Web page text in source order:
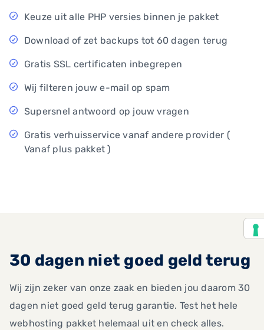
Keuze uit alle PHP versies binnen je pakket
Download of zet backups tot 60 dagen terug
Gratis SSL certificaten inbegrepen
Wij filteren jouw e-mail op spam
Supersnel antwoord op jouw vragen
Gratis verhuisservice vanaf andere provider (
Vanaf plus pakket )
30 dagen niet goed geld terug
Wij zijn zeker van onze zaak en bieden jou daarom 30
dagen niet goed geld terug garantie. Test het hele
webhosting pakket helemaal uit en check alles.